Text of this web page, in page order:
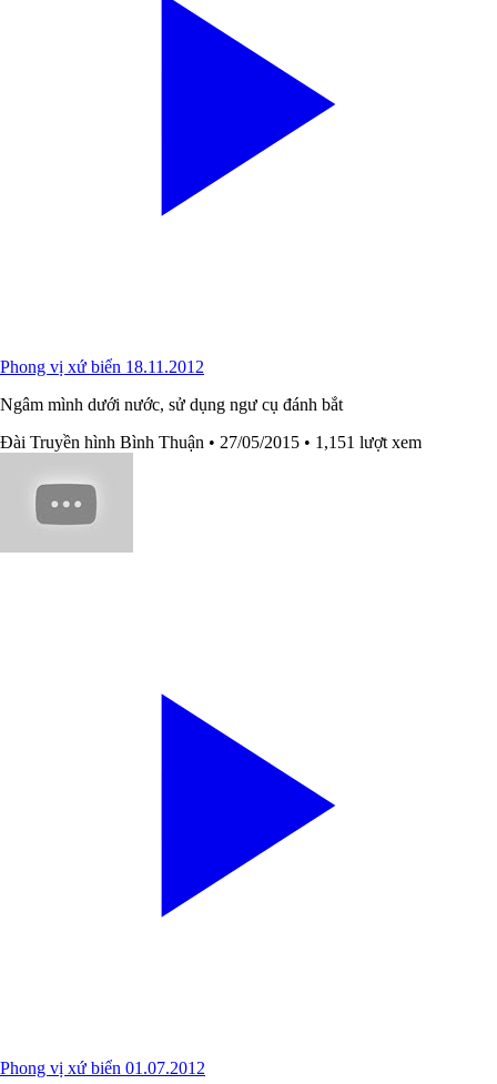
Phong vị xứ biển 18.11.2012
Ngâm mình dưới nước, sử dụng ngư cụ đánh bắt
Đài Truyền hình Bình Thuận • 27/05/2015 • 1,151 lượt xem
Phong vị xứ biển 01.07.2012